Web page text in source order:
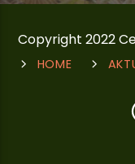
Copyright 2022
HOME